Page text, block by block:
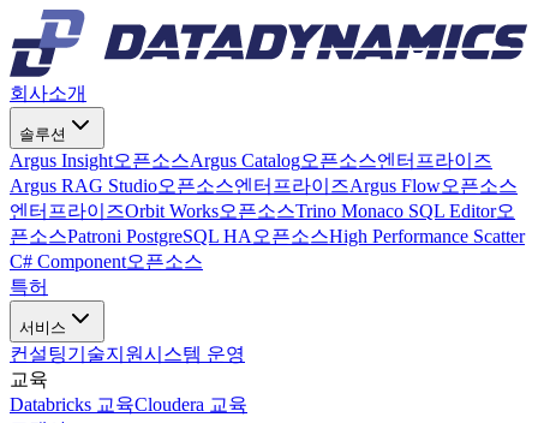
회사소개
솔루션
Argus Insight오픈소스Argus Catalog오픈소스엔터프라이즈
Argus RAG Studio오픈소스엔터프라이즈Argus Flow오픈소스
엔터프라이즈Orbit Works오픈소스Trino Monaco SQL Editor오
픈소스Patroni PostgreSQL HA 오픈소스High Performance Scatter
C# Component오픈소스
특허
서비스
컨설팅기술지원시스템 운영
교육
Databricks 교육Cloudera 교육